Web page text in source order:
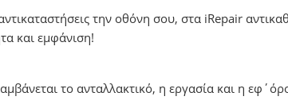
την οθόνη σου, στα iRepair
και εμφάνιση!
το ανταλλακτικό, η εργασία και η